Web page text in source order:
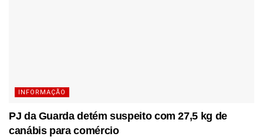
INFORMAÇÃO
PJ da Guarda detém suspeito com 27,5 kg de
canábis para comércio